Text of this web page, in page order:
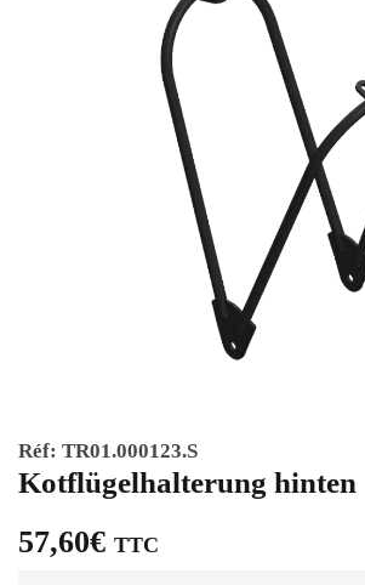
Kotflügelhalterung hinten
57,60€ TTC
Réf: TR01.000123.S